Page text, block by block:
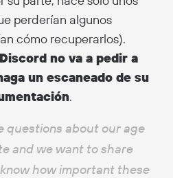
perderían algunos
cómo recuperarlos).
Discord no va a pedir a
un escaneado de su
.
questions about our age
and we want to share
how important these